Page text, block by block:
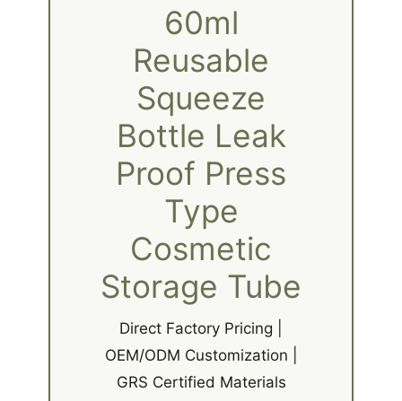
60ml
Reusable
Squeeze
Bottle Leak
Proof Press
Type
Cosmetic
Storage Tube
Direct Factory Pricing |
OEM/ODM Customization |
GRS Certified Materials